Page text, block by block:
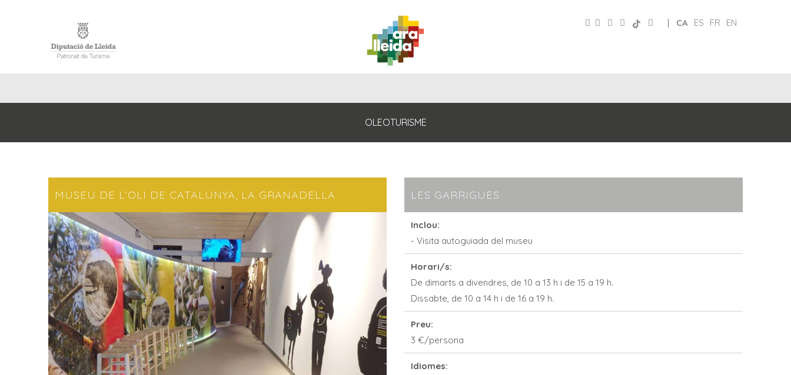
CA ES FR EN
|
OLEOTURISME
MUSEU DE L’OLI DE CATALUNYA, LA GRANADELLA LES GARRIGUES
Inclou:
- Visita autoguiada del museu
Horari/s:
De dimarts a divendres, de 10 a 13 h i de 15 a 19 h.
Dissabte, de 10 a 14 h i de 16 a 19 h.
Preu:
3 €/persona
Idiomes: